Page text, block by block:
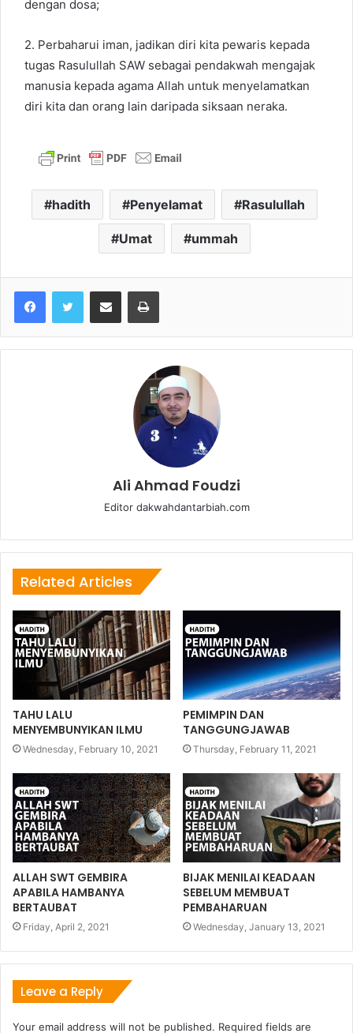
dengan dosa;
2. Perbaharui iman, jadikan diri kita pewaris kepada
tugas Rasulullah SAW sebagai pendakwah mengajak
manusia kepada agama Allah untuk menyelamatkan
diri kita dan orang lain daripada siksaan neraka.
hadith Penyelamat Rasulullah
Umat ummah
Share via Email Print
Ali Ahmad Foudzi
Editor dakwahdantarbiah.com
Related Articles
TAHU LALU
MENYEMBUNYIKAN ILMU
Wednesday, February 10, 2021
PEMIMPIN DAN
TANGGUNGJAWAB
Thursday, February 11, 2021
ALLAH SWT GEMBIRA
APABILA HAMBANYA
BERTAUBAT
Friday, April 2, 2021
BIJAK MENILAI KEADAAN
SEBELUM MEMBUAT
PEMBAHARUAN
Wednesday, January 13, 2021
Leave a Reply
Your email address will not be published. Required fields are